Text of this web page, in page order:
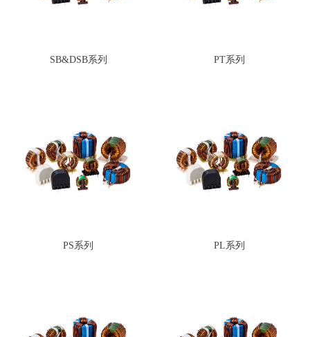
SB&DSB系列 PT系列
PS系列 PL系列